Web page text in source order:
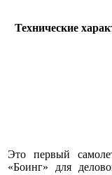
Технические
Это первый
«Боинг» для